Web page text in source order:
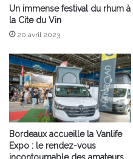
Un immense festival du rhum à
la Cite du Vin
20 avril 2023
Bordeaux accueille la Vanlife
Expo : le rendez-vous